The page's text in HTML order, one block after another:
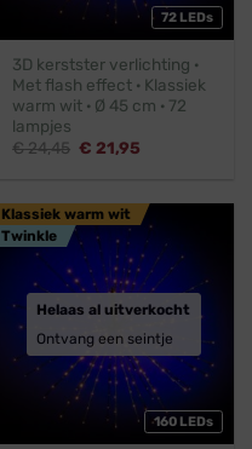
72 LEDs
3D kerstster verlichting ·
Met flash effect · Klassiek
warm wit · Ø 45 cm · 72
lampjes
€24,45 Oorspronkelijke
€ 21,95
160 LEDs
Klassiek warm wit
Twinkle
Helaas al uitverkocht
Ontvang een seintje